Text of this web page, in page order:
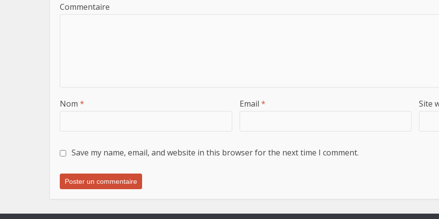
Commentaire
Nom * Email * Site
Save my name, email, and website in this browser for the next time I comment.